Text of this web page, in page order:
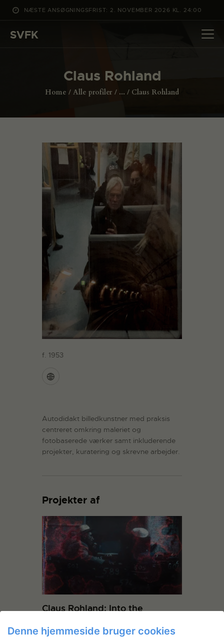
NÆSTE ANSØGNINGSFRIST: 2. NOVEMBER 2026 KL. 24:00
SVFK
Claus Rohland
Home Alle profiler ... Claus Rohland
DET SKER
ANSØG
ENGLISH
f. 1953
Autodidakt billedkunstner med praksis
centreret omkring maleriet og
fotobaserede værker samt inkluderende
projekter, kuratering og skrevne arbejder.
Projekter af
Claus Rohland: Into the
(arbejdstitel)
Denne hjemmeside bruger cookies